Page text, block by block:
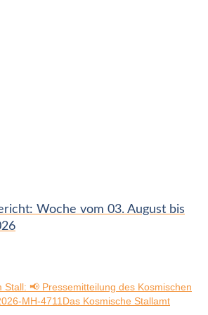
Woche vom 03. August bis
Stall: 📢 Pressemitteilung des Kosmischen
MH-4711Das Kosmische Stallamt